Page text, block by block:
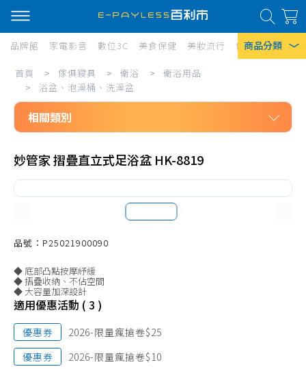
商品分類
熱門搜尋
風扇
口罩
除濕機
衛生紙
品牌館 家電影音 數位3C 美食保健 美妝流行 傢俱寢具 居
傢
寢
具/
衛
浴/
用
品/
浴
盆、
泡
澡
首頁 > 傢俱寢具 > 衛浴 >
衛浴用品
>
浴盆、泡澡桶、洗澡盆
相關類別
衛浴
浴盆、泡澡桶、洗澡盆
給皂器、皂盤、皂托
毛巾、浴巾
浴袍、浴帽
馬桶坐墊、坐墊貼
妙管家 摺疊直立式足浴盆 HK-8819
品號：P25021900090
◆ 底部凸點按摩紓緩
◆ 摺疊收納、不佔空間
◆ 大容量加深設計
適用優惠活動 ( 3 )
優惠券
2026-限量瘋搶卷$25
優惠券
2026-限量瘋搶卷$10